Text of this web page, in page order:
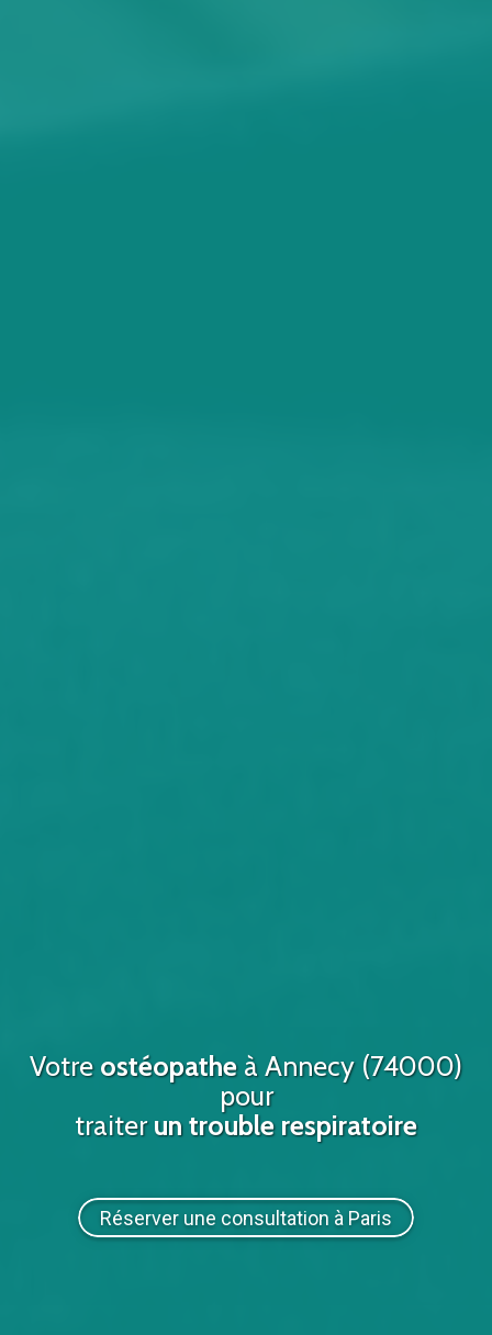
Votre ostéopatheà Annecy (74000)
pour
traiter un trouble respiratoire
Réserver une consultation à Paris